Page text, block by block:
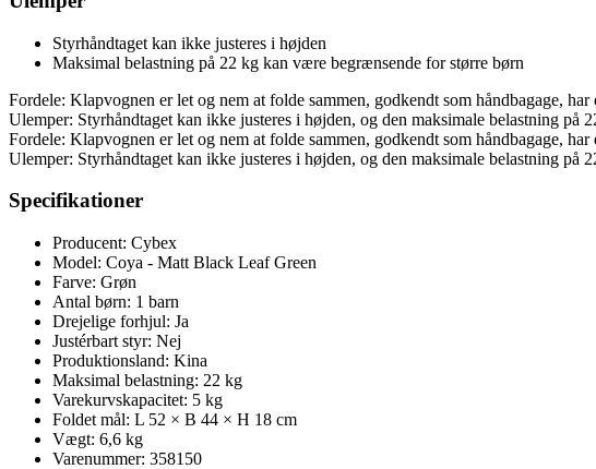
Styrhåndtaget kan ikke justeres i højden
Maksimal belastning på 22 kg kan være begrænsende for større børn
Fordele: Klapvognen er let og nem at folde sammen, godkendt som håndbagage,
Ulemper: Styrhåndtaget kan ikke justeres i højden, og den maksimale belastning på
Fordele: Klapvognen er let og nem at folde sammen, godkendt som håndbagage,
Ulemper: Styrhåndtaget kan ikke justeres i højden, og den maksimale belastning på
Specifikationer
Producent: Cybex
Model: Coya - Matt Black Leaf Green
Farve: Grøn
Antal børn: 1 barn
Drejelige forhjul: Ja
Justérbart styr: Nej
Produktionsland: Kina
Maksimal belastning: 22 kg
Varekurvskapacitet: 5 kg
Foldet mål: L 52 × B 44 × H 18 cm
Vægt: 6,6 kg
Varenummer: 358150